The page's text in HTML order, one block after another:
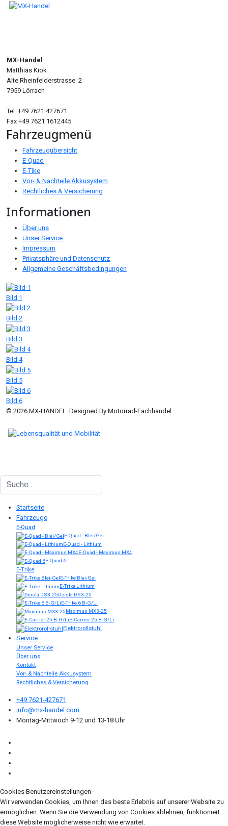
MX-Handel
Matthias Kiok
Alte Rheinfelderstrasse 2
7959 Lörrach
Tel. +49 7621 427671
Fax +49 7621 1612445
Fahrzeugmenü
Fahrzeugübersicht
E-Quad
E-Tike
Vor- & Nachteile Akkusystem
Rechtliches & Versicherung
Informationen
Über uns
Unser Service
Impressum
Privatsphäre und Datenschutz
Allgemeine Geschäftsbedingungen
Bild 1
Bild 2
Bild 3
Bild 4
Bild 5
Bild 6
© 2026 MX-HANDEL. Designed By Motorrad-Fachhandel
Suchen
Startseite
Fahrzeuge
E-Quad
E-Quad - Blei/Gel
E-Quad - Lithium
E-Quad - Maximus MX4
E-Quad 6
E-Trike
E-Trike Blei-Gel
E-Trike Lithium
Deisla DS3-25
E-Trike 6 B-G/Li
Maximus MX3-25
E-Carrier 25 B-G/Li
Elektrorollstuhl
Service
Unser Service
Über uns
Kontakt
Vor- & Nachteile Akkusystem
Rechtliches & Versicherung
+49 7621-427671
info@mx-handel.com
Montag-Mittwoch 9-12 und 13-18 Uhr
Cookies Benutzereinstellungen
Wir verwenden Cookies, um Ihnen das beste Erlebnis auf unserer Website zu
ermöglichen. Wenn Sie die Verwendung von Cookies ablehnen, funktioniert
diese Website möglicherweise nicht wie erwartet.